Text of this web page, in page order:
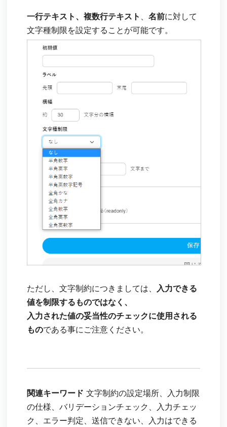
一行テキスト、 複数行テキスト 、 名前に対して
文字種制限を設定することが可能です。
ただし、文字制約につきましては、
入力できる
値を制限するものではなく、
入力された値の妥当性のチェックに使用される
ものである事にご注意ください。
関連キーワード 文字制約の設定場所、入力制限
の仕様、バリデーションチェック、入力チェッ
ク、エラー判定、送信できない、入力はできる